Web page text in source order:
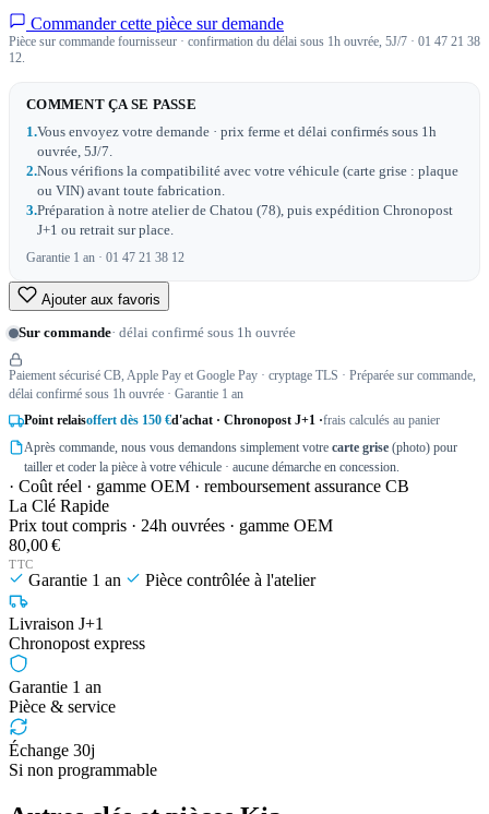
Commander cette pièce sur demande
Pièce sur commande fournisseur · confirmation du délai sous 1h ouvrée, 5J/7 · 01 47 21 38
12.
COMMENT ÇA SE PASSE
1.Vous envoyez votre demande · prix ferme et délai confirmés sous 1h
ouvrée, 5J/7.
2.Nous vérifions la compatibilité avec votre véhicule (carte grise : plaque
ou VIN) avant toute fabrication.
3.Préparation à notre atelier de Chatou (78), puis expédition Chronopost
J+1 ou retrait sur place.
Garantie 1 an · 01 47 21 38 12
Ajouter aux favoris
Sur commande· délai confirmé sous 1h ouvrée
Paiement sécurisé CB, Apple Pay et Google Pay · cryptage TLS · Préparée sur commande,
délai confirmé sous 1h ouvrée · Garantie 1 an
Point relaisoffert dès 150 €d'achat · Chronopost J+1 ·frais calculés au panier
Après commande, nous vous demandons simplement votre carte grise (photo) pour
tailler et coder la pièce à votre véhicule · aucune démarche en concession.
· Coût réel · gamme OEM · remboursement assurance CB
La Clé Rapide
Prix tout compris · 24h ouvrées · gamme OEM
80,00 €
TTC
Garantie 1 an Pièce contrôlée à l'atelier
Livraison J+1
Chronopost express
Garantie 1 an
Pièce & service
Échange 30j
Si non programmable